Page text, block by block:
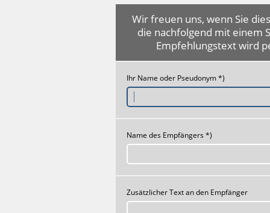
Wir freuen uns, wenn Sie
die nachfolgend mit einem
Empfehlungstext wird
Ihr Name oder Pseudonym *)
Name des Empfängers *)
Zusätzlicher Text an den Empfänger